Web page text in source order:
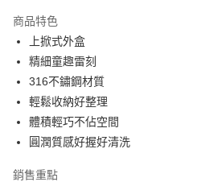
LINE Pay
Apple Pay
街口支付
悠遊付
商品特色
上掀式外盒
精細童趣雷刻
316不鏽鋼材質
輕鬆收納好整理
體積輕巧不佔空間
圓潤質感好握好清洗
銷售重點